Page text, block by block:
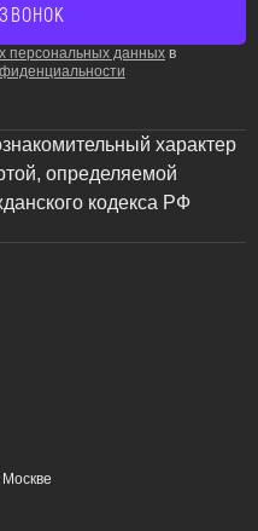
персональных данных в
характер
определяемой
кодекса РФ